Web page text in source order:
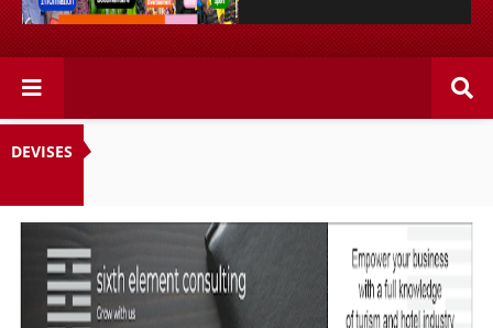
Retrouvez votre chaîne @TV5MONDE, dans les bouquets
CANAL+ 36 . Fandaharam-potoana tsara indrindra ho
anareo!
DEVISES